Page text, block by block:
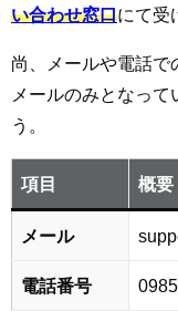
い合わせ窓口にて受
尚、メールや電話で
メールのみとなっ
う。
項目 概要
メール
電話番号